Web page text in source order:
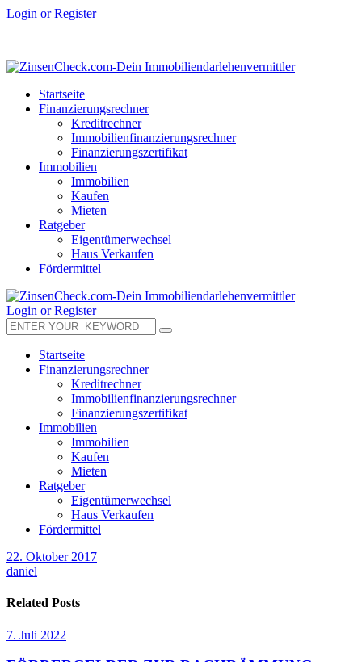
Login or Register
Startseite
Finanzierungsrechner
Kreditrechner
Immobilienfinanzierungsrechner
Finanzierungszertifikat
Immobilien
Immobilien
Kaufen
Mieten
Ratgeber
Eigentümerwechsel
Haus Verkaufen
Fördermittel
Login or Register
Startseite
Finanzierungsrechner
Kreditrechner
Immobilienfinanzierungsrechner
Finanzierungszertifikat
Immobilien
Immobilien
Kaufen
Mieten
Ratgeber
Eigentümerwechsel
Haus Verkaufen
Fördermittel
22. Oktober 2017
daniel
Related Posts
7. Juli 2022